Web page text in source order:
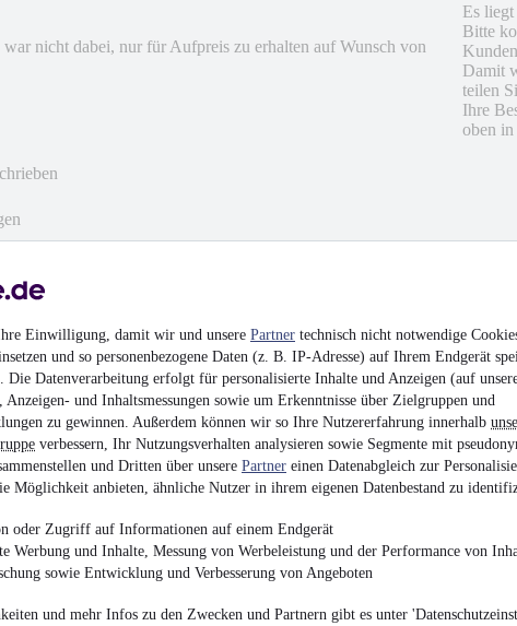
Einwilligung, damit wir und unsere Partner technisch nicht notwendige
und so personenbezogene Daten (z. B. IP-Adresse) auf Ihrem Endgerät
Die Datenverarbeitung erfolgt für personalisierte Inhalte und Anzeigen (auf
Anzeigen- und Inhaltsmessungen sowie um Erkenntnisse über Zielgruppen und
zu gewinnen. Außerdem können wir so Ihre Nutzererfahrung innerhalb
verbessern, Ihr Nutzungsverhalten analysieren sowie Segmente mit
und Dritten über unsere Partner einen Datenabgleich zur
Möglichkeit anbieten, ähnliche Nutzer in ihrem eigenen Datenbestand zu
oder Zugriff auf Informationen auf einem Endgerät
Werbung und Inhalte, Messung von Werbeleistung und der Performance von
sowie Entwicklung und Verbesserung von Angeboten
und mehr Infos zu den Zwecken und Partnern gibt es unter
nicht dabei, nur für Aufpreis zu erhalten auf Wunsch von
Es
Bitte
Damit
teilen
Ihre
oben